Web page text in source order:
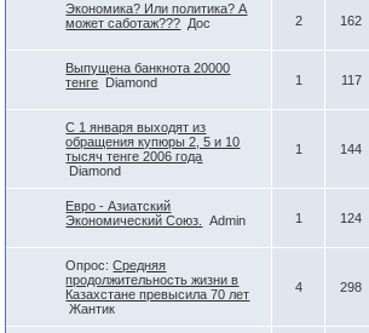
Экономика? Или политика? А
может саботаж??? Дос 2 162
Выпущена банкнота 20000
тенге
Diamond 1 117
С 1 января выходят из
обращения купюры 2, 5 и 10
тысяч тенге 2006 года
Diamond
1 144
Евро - Азиатский
Экономический Союз.
Admin 1 124
Опрос: Средняя
продолжительность жизни в
Казахстане превысила 70 лет
Жантик
4 298